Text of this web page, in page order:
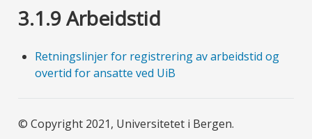
3.1.9 Arbeidstid
Retningslinjer for registrering av arbeidstid og
overtid for ansatte ved UiB
© Copyright 2021, Universitetet i Bergen.